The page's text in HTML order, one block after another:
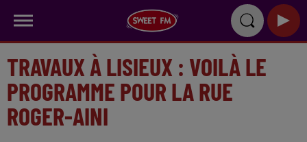
TRAVAUX À LISIEUX : VOILÀ LE
PROGRAMME POUR LA RUE
ROGER-AINI